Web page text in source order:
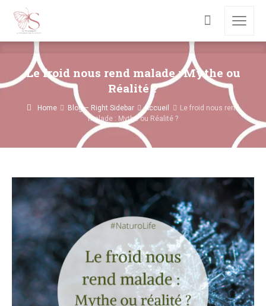
Le froid nous rend malade : Mythe ou
Réalité ?
Home Blog – Right Sidebar Accueil
Le froid nous rend
malade : Mythe ou Réalité ?
Répondre